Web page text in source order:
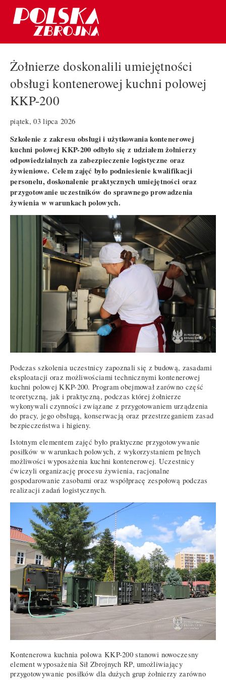
Żołnierze doskonalili umiejętności
obsługi kontenerowej kuchni polowej
KKP-200
piątek, 03 lipca 2026
Szkolenie z zakresu obsługi i użytkowania kontenerowej
kuchni polowej KKP-200 odbyło się z udziałem żołnierzy
odpowiedzialnych za zabezpieczenie logistyczne oraz
żywieniowe. Celem zajęć było podniesienie kwalifikacji
personelu, doskonalenie praktycznych umiejętności oraz
przygotowanie uczestników do sprawnego prowadzenia
żywienia w warunkach polowych.
Podczas szkolenia uczestnicy zapoznali się z budową, zasadami
eksploatacji oraz możliwościami technicznymi kontenerowej
kuchni polowej KKP-200. Program obejmował zarówno część
teoretyczną, jak i praktyczną, podczas której żołnierze
wykonywali czynności związane z przygotowaniem urządzenia
do pracy, jego obsługą, konserwacją oraz przestrzeganiem zasad
bezpieczeństwa i higieny.
Istotnym elementem zajęć było praktyczne przygotowywanie
posiłków w warunkach polowych, z wykorzystaniem pełnych
możliwości wyposażenia kuchni kontenerowej. Uczestnicy
ćwiczyli organizację procesu żywienia, racjonalne
gospodarowanie zasobami oraz współpracę zespołową podczas
realizacji zadań logistycznych.
Kontenerowa kuchnia polowa KKP-200 stanowi nowoczesny
element wyposażenia Sił Zbrojnych RP, umożliwiający
przygotowywanie posiłków dla dużych grup żołnierzy zarówno